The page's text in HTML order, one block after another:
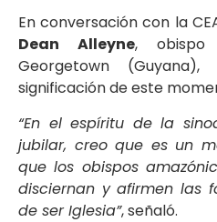
En conversación con la
Dean Alleyne,
Georgetown
significación de este
“En el espíritu de la
jubilar, creo que es un
que los obispos
disciernan y afirmen las
de ser Iglesia”, señaló.